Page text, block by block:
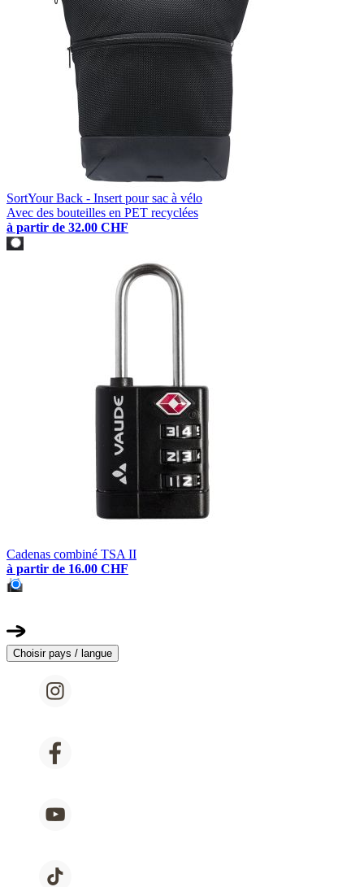
SortYour Back - Insert pour sac à vélo
Avec des bouteilles en PET recyclées
à partir de 32.00 CHF
Cadenas combiné TSA II
à partir de 16.00 CHF
Choisir pays / langue